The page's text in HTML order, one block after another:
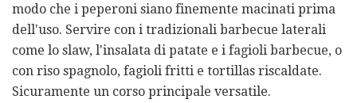
modo che i peperoni siano finemente macinati prima
dell'uso. Servire con i tradizionali barbecue laterali
come lo slaw, l'insalata di patate e i fagioli barbecue, o
con riso spagnolo, fagioli fritti e tortillas riscaldate.
Sicuramente un corso principale versatile.